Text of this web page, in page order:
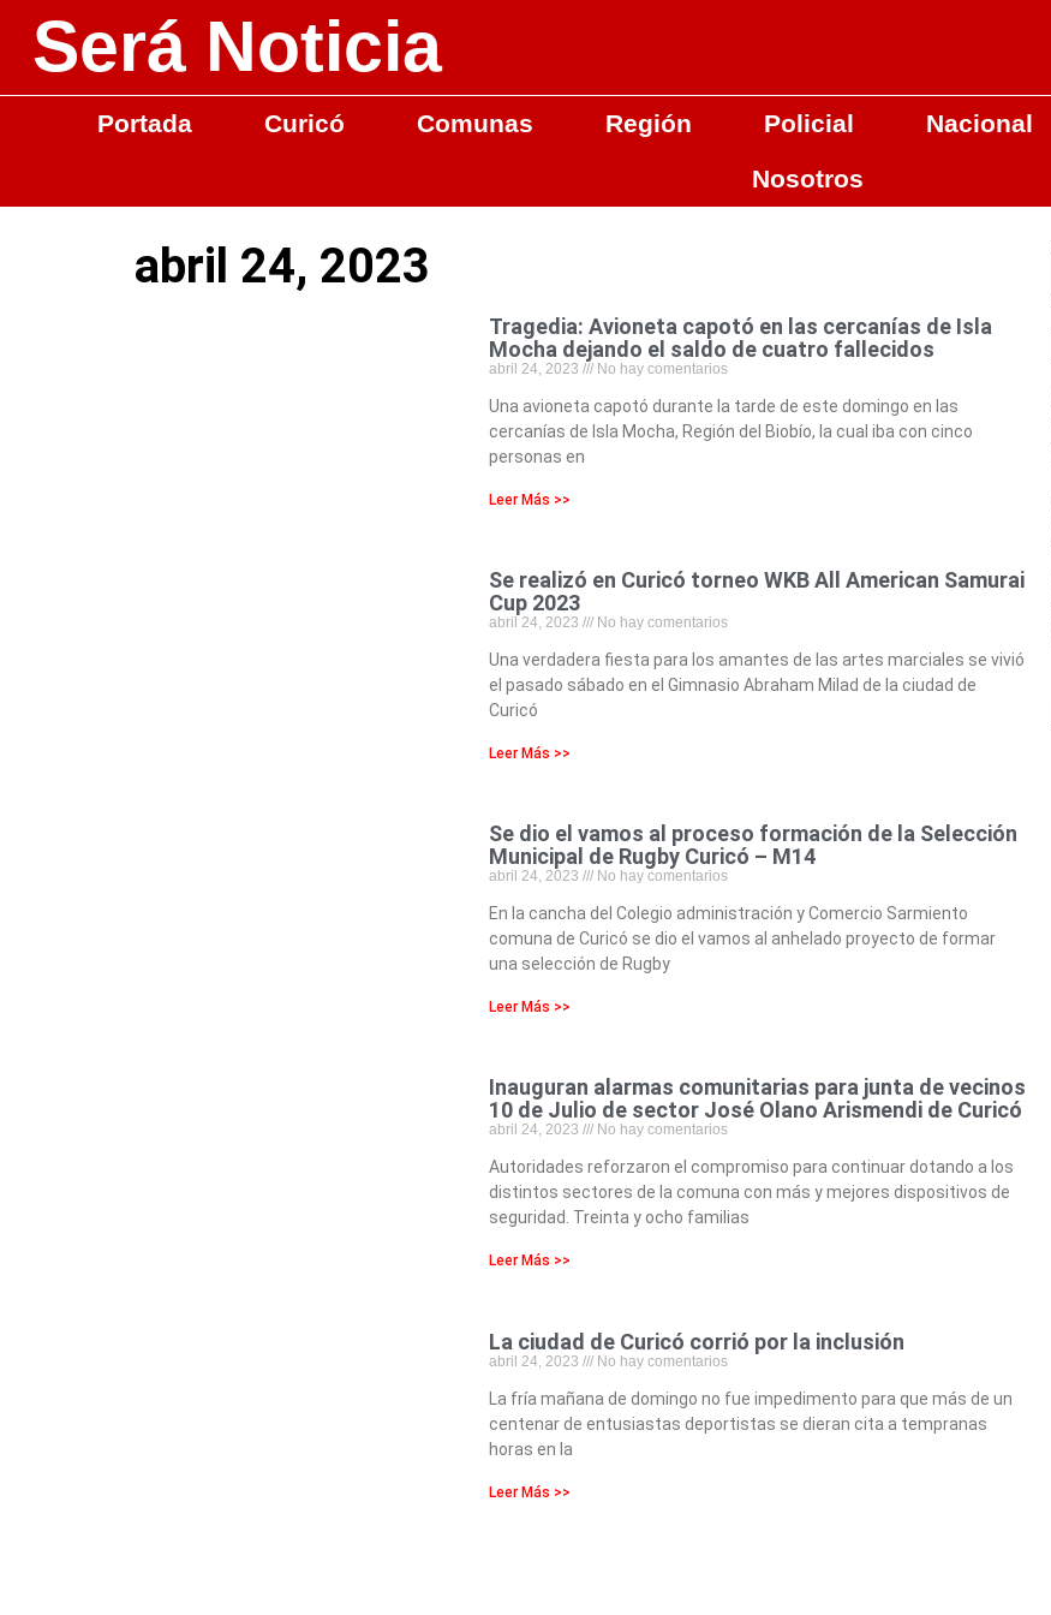
Será Noticia
Portada Curicó Comunas Región Policial Nacional
Nosotros
abril 24, 2023
Tragedia: Avioneta capotó en las cercanías de Isla
Mocha dejando el saldo de cuatro fallecidos
abril 24, 2023 No hay comentarios
Una avioneta capotó durante la tarde de este domingo en las
cercanías de Isla Mocha, Región del Biobío, la cual iba con cinco
personas en
Leer Más >>
Se realizó en Curicó torneo WKB All American Samurai
Cup 2023
abril 24, 2023 No hay comentarios
Una verdadera fiesta para los amantes de las artes marciales se vivió
el pasado sábado en el Gimnasio Abraham Milad de la ciudad de
Curicó
Leer Más >>
Se dio el vamos al proceso formación de la Selección
Municipal de Rugby Curicó – M14
abril 24, 2023 No hay comentarios
En la cancha del Colegio administración y Comercio Sarmiento
comuna de Curicó se dio el vamos al anhelado proyecto de formar
una selección de Rugby
Leer Más >>
Inauguran alarmas comunitarias para junta de vecinos
10 de Julio de sector José Olano Arismendi de Curicó
abril 24, 2023 No hay comentarios
Autoridades reforzaron el compromiso para continuar dotando a los
distintos sectores de la comuna con más y mejores dispositivos de
seguridad. Treinta y ocho familias
Leer Más >>
La ciudad de Curicó corrió por la inclusión
abril 24, 2023 No hay comentarios
La fría mañana de domingo no fue impedimento para que más de un
centenar de entusiastas deportistas se dieran cita a tempranas
horas en la
Leer Más >>